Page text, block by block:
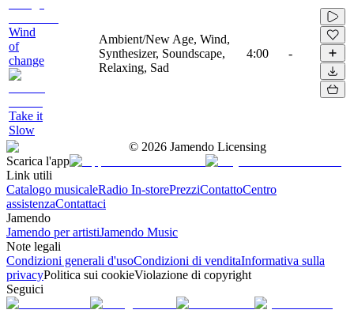
Wind
of
change
Take it
Slow
Ambient/New Age, Wind,
Synthesizer, Soundscape,
Relaxing, Sad
4:00 -
© 2026 Jamendo Licensing
Scarica l'app
Link utili
Catalogo musicaleRadio In-storePrezziContattoCentro
assistenzaContattaci
Jamendo
Jamendo per artistiJamendo Music
Note legali
Condizioni generali d'usoCondizioni di venditaInformativa sulla
privacyPolitica sui cookieViolazione di copyright
Seguici